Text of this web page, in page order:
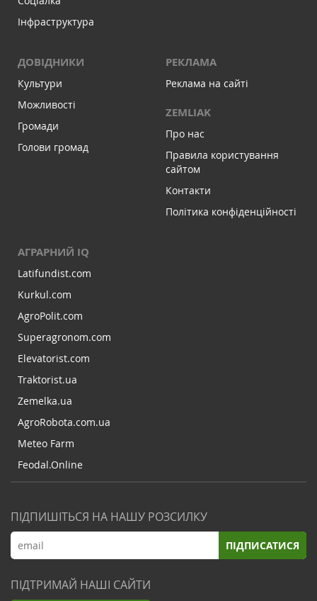
Інфраструктура
ДОВІДНИКИ
Культури
Можливості
Громади
Голови громад
РЕКЛАМА
Реклама на сайті
ZEMLIAK
Про нас
Правила користування
сайтом
Контакти
Політика конфіденційності
АГРАРНИЙ IQ
Latifundist.com
Kurkul.com
AgroPolit.com
Superagronom.com
Elevatorist.com
Traktorist.ua
Zemelka.ua
AgroRobota.com.ua
Meteo Farm
Feodal.Online
ПІДПИШІТЬСЯ НА НАШУ РОЗСИЛКУ
ПІДПИСАТИСЯ
ПІДТРИМАЙ НАШІ САЙТИ